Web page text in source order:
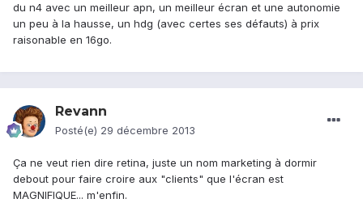
du n4 avec un meilleur apn, un meilleur écran et une autonomie
un peu à la hausse, un hdg (avec certes ses défauts) à prix
raisonable en 16go.
Revann
Posté(e) 29 décembre 2013
Ça ne veut rien dire retina, juste un nom marketing à dormir
debout pour faire croire aux "clients" que l'écran est
MAGNIFIQUE... m'enfin.